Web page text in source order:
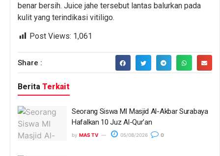
benar bersih. Juice jahe tersebut lantas balurkan pada
kulit yang terindikasi vitiligo.
Post Views: 1,061
Share :
Berita Terkait
Seorang Siswa MI Masjid Al-Akbar Surabaya
Hafalkan 10 Juz Al-Qur’an
by MAS TV 05/08/2026 0